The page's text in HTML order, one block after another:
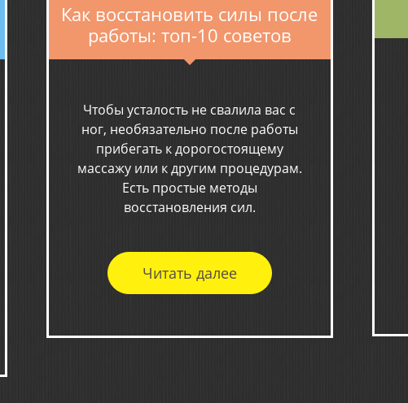
Как восстановить силы после
работы: топ-10 советов
Чтобы усталость не свалила вас с
ног, необязательно после работы
прибегать к дорогостоящему
массажу или к другим процедурам.
Есть простые методы
восстановления сил.
Читать далее